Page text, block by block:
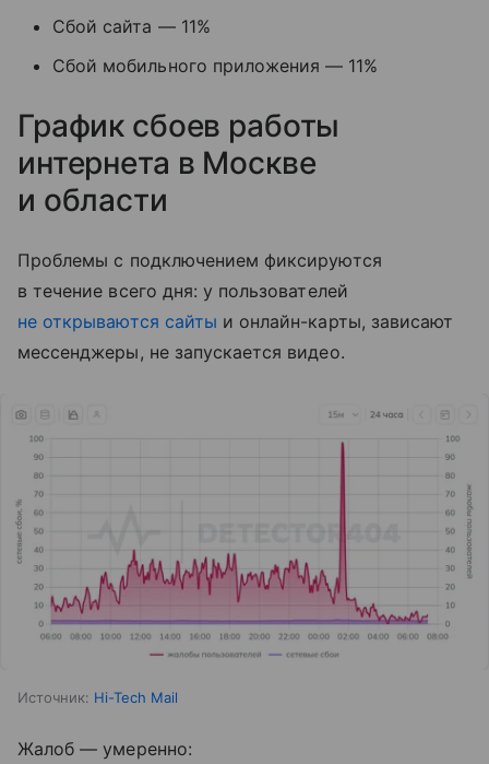
Сбой сайта — 11%
Сбой мобильного приложения — 11%
График сбоев работы
интернета в Москве
и области
Проблемы с подключением фиксируются
в течение всего дня: у пользователей
не открываются сайты и онлайн-карты, зависают
мессенджеры, не запускается видео.
Источник: Hi-Tech Mail
Жалоб — умеренно: